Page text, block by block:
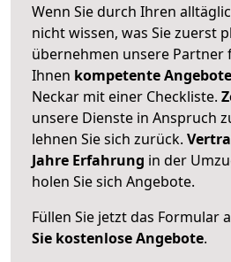
Wenn Sie durch Ihren
nicht wissen, was Sie zuerst
übernehmen unsere Partner
Ihnen kompetente Angebote
Neckar mit einer Checkliste.
unsere Dienste in Anspruch
lehnen Sie sich zurück.
Jahre Erfahrung in der
holen Sie sich Angebote.
Füllen Sie jetzt das Formular
Sie kostenlose Angebote.